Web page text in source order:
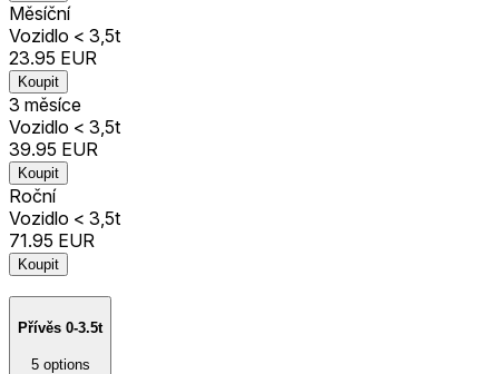
Měsíční
Vozidlo < 3,5t
23.95 EUR
Koupit
3 měsíce
Vozidlo < 3,5t
39.95 EUR
Koupit
Roční
Vozidlo < 3,5t
71.95 EUR
Koupit
Přívěs 0-3.5t
5 options